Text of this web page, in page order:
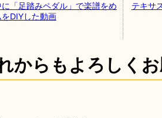
「足踏みペダル」で楽譜をめ
をDIYした動画
テキサ
からもよろしく